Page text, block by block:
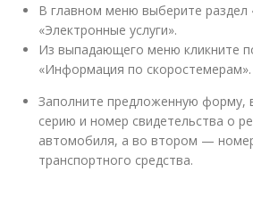
В главном меню выберите
«Электронные услуги».
Из выпадающего меню кликните
«Информация по скоростемерам».
Заполните предложенную форму,
серию и номер свидетельства о
автомобиля, а во втором —
транспортного средства.